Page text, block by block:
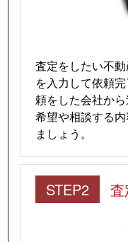
査定をしたい不
を入力して依頼
頼をした会社から
希望や相談する
ましょう。
STEP2 査